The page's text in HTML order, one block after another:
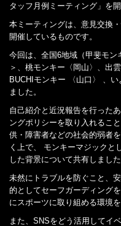
タッフ月例ミーティング」を開
本ミーティングは、意見交換
開催しているものです。
今回は、全国6地域（甲斐モ
＞、桃モンキー〈岡山〉、出
BUCHIモンキー 〈山口〉 、
ました。
自己紹介と近況報告を行った
ングポリシーを取り入れるこ
供・障害者などの社会的弱者
く上で、 モンキーマジックと
した背景について共有しました
未然にトラブルを防ぐこと、
的としてセーフガーディング
にスポーツに取り組める環境
また、SNSをどう活用してイ